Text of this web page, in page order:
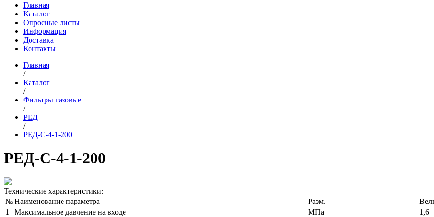
Главная
Каталог
Опросные листы
Информация
Доставка
Контакты
Главная
/
Каталог
/
Фильтры газовые
/
РЕД
/
РЕД-С-4-1-200
РЕД-С-4-1-200
Технические характеристики:
№ Наименование параметра Разм.
1
Максимальное давление на входе МПа
1,6